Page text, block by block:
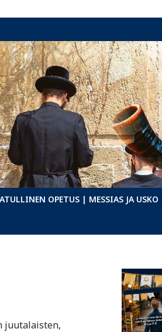
Hae:
OPETUS | MESSIAS JA USKO
juutalaisten,